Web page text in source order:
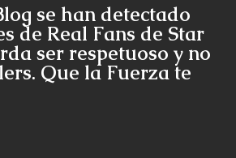
se han detectado
de Real Fans de Star
ser respetuoso y no
Que la Fuerza te